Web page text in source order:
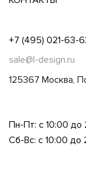
+7 (495) 021-63-
sale@l-design.ru
125367 Москва,
Пн-Пт: с 10:00 до
Сб-Вс: с 10:00 до